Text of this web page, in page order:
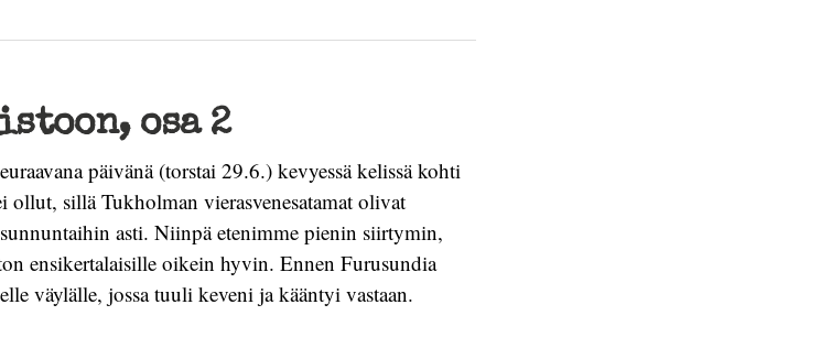
osa 2
päivänä (torstai 29.6.) kevyessä kelissä kohti
sillä Tukholman vierasvenesatamat olivat
asti. Niinpä etenimme pienin siirtymin,
ensikertalaisille oikein hyvin. Ennen Furusundia
väylälle, jossa tuuli keveni ja kääntyi vastaan.